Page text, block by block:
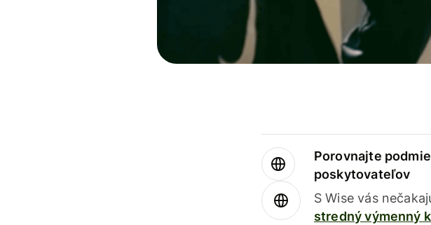
Porovnajte
poskytovateľov
S Wise vás
stredný výmenný